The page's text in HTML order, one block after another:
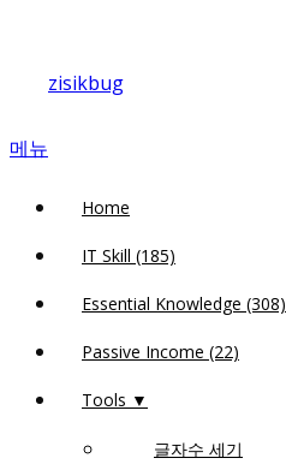
바
zisikbug
메뉴
Home
IT Skill (185)
Essential Knowledge (308)
Passive Income (22)
Tools ▼
글자수 세기